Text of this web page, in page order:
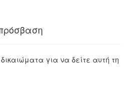
για να δείτε αυτή τη